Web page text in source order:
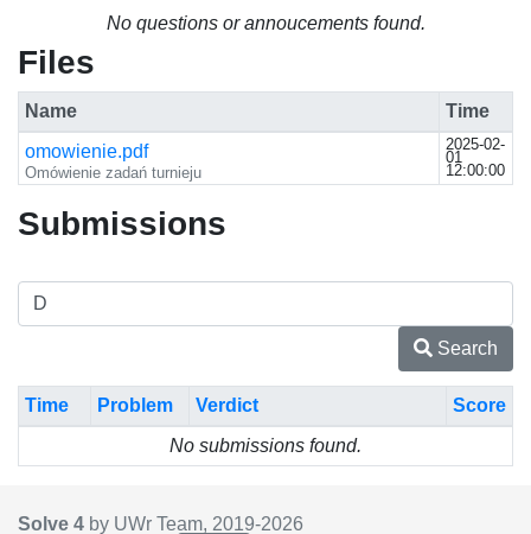
No questions or annoucements found.
Files
Name
Time
omowienie.pdf
Omówienie zadań turnieju
2025-02-
01
12:00:00
Submissions
Search
Time Problem Verdict
Score
No submissions found.
Solve 4 by UWr Team, 2019-2026